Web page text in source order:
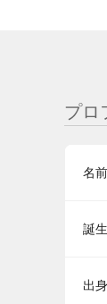
プロ
名前
誕
出